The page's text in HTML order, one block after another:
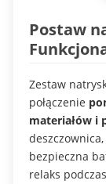
Postaw
Zestaw
połączenie
materiałów i
bezpieczna
relaks